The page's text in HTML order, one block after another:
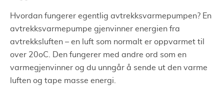
Hvordan fungerer egentlig avtrekksvarmepumpen? En
avtrekksvarmepumpe gjenvinner energien fra
avtrekksluften – en luft som normalt er oppvarmet til
over 20oC. Den fungerer med andre ord som en
varmegjenvinner og du unngår å sende ut den varme
luften og tape masse energi.